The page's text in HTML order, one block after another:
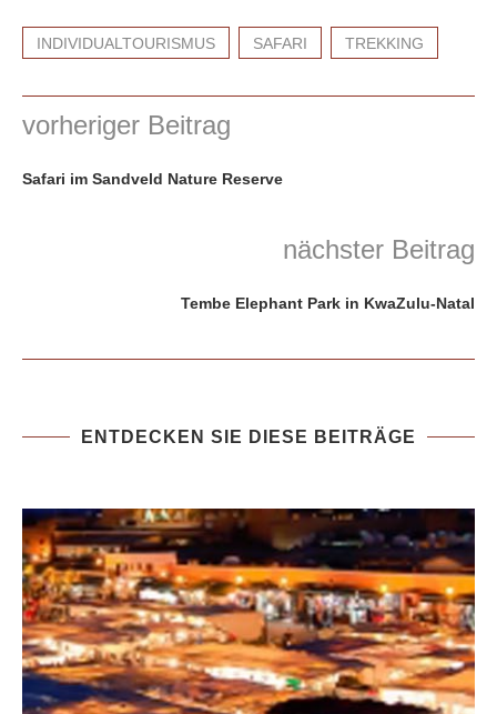
INDIVIDUALTOURISMUS SAFARI TREKKING
vorheriger Beitrag
Safari im Sandveld Nature Reserve
nächster Beitrag
Tembe Elephant Park in KwaZulu-Natal
ENTDECKEN SIE DIESE BEITRÄGE